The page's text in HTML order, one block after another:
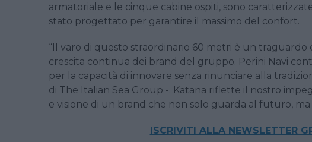
armatoriale e le cinque cabine ospiti, sono
stato progettato per garantire il massimo del confort.
“Il varo di questo straordinario 60 metri è un
crescita continua dei brand del gruppo. Perini Navi
per la capacità di innovare senza rinunciare alla
di The Italian Sea Group -. Katana riflette il nostro
e visione di un brand che non solo guarda al futuro,
ISCRIVITI ALLA NEWSLETTER